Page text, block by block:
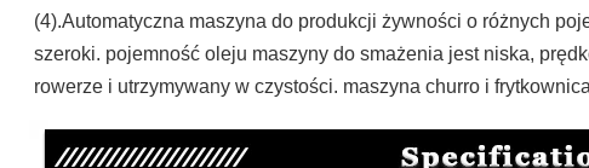
(4).Automatyczna maszyna do produkcji żywności o różnych
szeroki. pojemność oleju maszyny do smażenia jest niska,
rowerze i utrzymywany w czystości. maszyna churro i